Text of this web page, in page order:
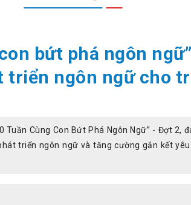
bứt phá ngôn
triển ngôn ngữ cho
Cùng Con Bứt Phá Ngôn Ngữ” - Đợt 2,
triển ngôn ngữ và tăng cường gắn kết